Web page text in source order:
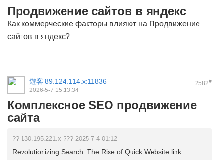
Продвижение сайтов в яндекс
Как коммерческие факторы влияют на Продвижение
сайтов в яндекс?
2582#
遊客 89.124.114.x:11836
2026-5-7 15:13:34
Комплексное SEO продвижение
сайта
?? 130.195.221.x ??? 2025-7-4 01:12
Revolutionizing Search: The Rise of Quick Website link